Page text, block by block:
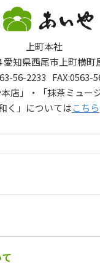
上町本社
愛知県西尾市上町横町
56-2233 FAX:0563-
本店」・「抹茶ミュー
く」についてはこちら